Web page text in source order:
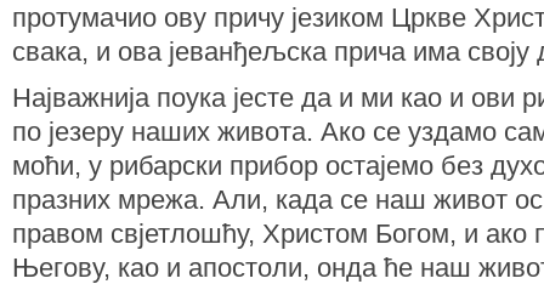
протумачио ову причу језиком Цркве
свака, и ова јеванђељска прича има своју
Најважнија поука јесте да и ми као и ови
по језеру наших живота. Ако се уздамо
моћи, у рибарски прибор остајемо без
празних мрежа. Али, када се наш живот
правом свјетлошћу, Христом Богом, и ако
Његову, као и апостоли, онда ће наш